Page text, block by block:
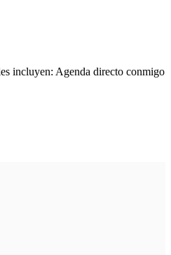
incluyen: Agenda directo conmigo